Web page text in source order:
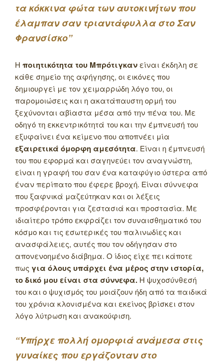
τα κόκκινα φώτα των αυτοκινήτων που
έλαμπαν σαν τριαντάφυλλα στο Σαν
Φρανσίσκο”
Η ποιητικότητα του Μπρότιγκαν είναι έκδηλη σε
κάθε σημείο της αφήγησης, οι εικόνες που
δημιουργεί με τον χειμαρρώδη λόγο του, οι
παρομοιώσεις και η ακατάπαυστη ορμή του
ξεχύνονται αβίαστα μέσα από την πένα του. Με
οδηγό τη εκκεντρικότητά του και την έμπνευσή του
εξυφαίνει ένα κείμενο που αποπνέει μία
εξαιρετικά όμορφη αμεσότητα. Είναι η έμπνευσή
του που εφορμά και σαγηνεύει τον αναγνώστη,
είναι η γραφή του σαν ένα καταφύγιο ύστερα από
έναν περίπατο που έφερε βροχή. Είναι σύννεφα
που ξαφνικά μαζεύτηκαν και οι λέξεις
προσφέρονται για ζεστασιά και προστασία. Με
ιδιαίτερο τρόπο εκφράζει τον συναισθηματικό του
κόσμο και τις εσωτερικές του παλινωδίες και
ανασφάλειες, αυτές που τον οδήγησαν στο
απονενοημένο διάβημα. Ο ίδιος είχε πει κάποτε
πως για όλους υπάρχει ένα μέρος στην ιστορία,
το δικό μου είναι στα σύννεφα. Η ψυχοσύνθεσή
του και ο ψυχισμός του μοιάζουν ήδη από τα παιδικά
του χρόνια κλονισμένα και εκείνος βρίσκει στον
λόγο λύτρωση και ανακούφιση.
“Υπήρχε πολλή ομορφιά ανάμεσα στις
γυναίκες που εργάζονταν στο